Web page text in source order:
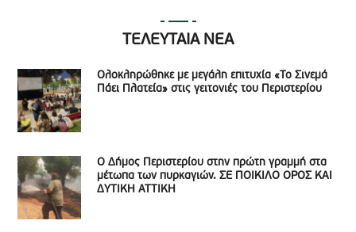
ΤΕΛΕΥΤΑΙΑ ΝΕΑ
Ολοκληρώθηκε με μεγάλη επιτυχία «Το Σινεμά
Πάει Πλατεία» στις γειτονιές του Περιστερίου
Ο Δήμος Περιστερίου στην πρώτη γραμμή στα
μέτωπα των πυρκαγιών. ΣΕ ΠΟΙΚΙΛΟ ΟΡΟΣ ΚΑΙ
ΔΥΤΙΚΗ ΑΤΤΙΚΗ